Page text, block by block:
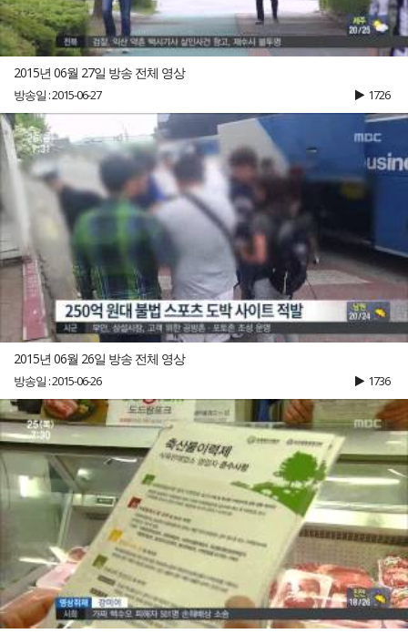
2015년 06월 27일 방송 전체 영상
방송일 : 2015-06-27 1726
2015년 06월 26일 방송 전체 영상
방송일 : 2015-06-26 1736